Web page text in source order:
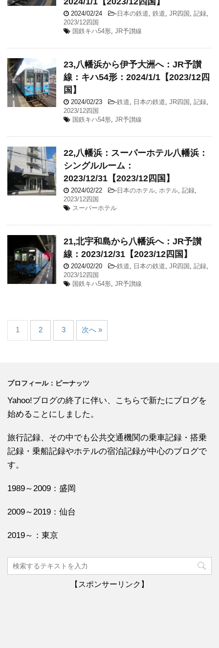
2024/02/24 -日本の鉄道 鉄道 JR四国 記録
2023/12四国
国鉄キハ54形 JR予讃線
23,八幡浜から伊予大洲へ：JR予讃
線：キハ54形：2024/1/1【2023/12四
国】
2024/02/23 -鉄道 日本の鉄道 JR四国 記録
2023/12四国
国鉄キハ54形 JR予讃線
22,八幡浜：スーパーホテル八幡浜：
シングルルーム：
2023/12/31【2023/12四国】
2024/02/22 -日本のホテル ホテル 記録
2023/12四国
スーパーホテル
21,北宇和島から八幡浜へ：JR予讃
線：2023/12/31【2023/12四国】
2024/02/20 -鉄道 日本の鉄道 JR四国 記録
2023/12四国
国鉄キハ54形 JR予讃線
1 2 3 次へ »
プロフィール：ピーナッツ
Yahoo!ブログの終了に伴い、こちらで新たにブログを
始めることにしました。
旅行記録、その中でも公共交通機関の乗車記録・搭乗
記録・乗船記録やホテルの宿泊記録が中心のブログで
す。
1989～2009：盛岡
2009～2019：仙台
2019～：東京
【スポンサーリンク】